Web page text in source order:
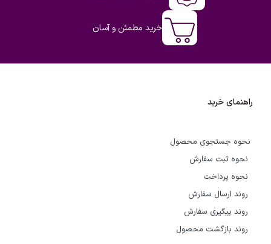
خرید مطمئن و آسان
راهنمای خرید
نحوه جستجوی محصول
نحوه ثبت سفارش
نحوه پرداخت
روند ارسال سفارش
روند پیگیری سفارش
روند بازگشت محصول